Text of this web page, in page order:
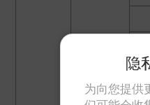
隐
为向您提供